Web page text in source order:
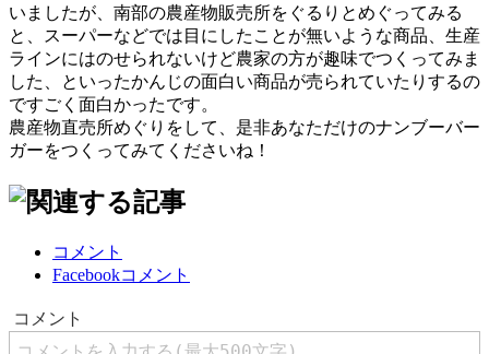
いましたが、南部の農産物販売所をぐるりとめぐってみる
と、スーパーなどでは目にしたことが無いような商品、生産
ラインにはのせられないけど農家の方が趣味でつくってみま
した、といったかんじの面白い商品が売られていたりするの
ですごく面白かったです。
農産物直売所めぐりをして、是非あなただけのナンブーバー
ガーをつくってみてくださいね！
コメント
Facebookコメント